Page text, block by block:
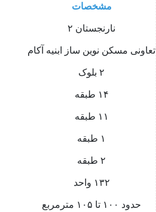
مشخصات
نارنجستان ۲
تعاونی مسکن نوین ساز ابنیه آکام
۲ بلوک
۱۴ طبقه
۱۱ طبقه
۱ طبقه
۲ طبقه
۱۳۲ واحد
حدود ۱۰۰ تا ۱۰۵ مترمربع